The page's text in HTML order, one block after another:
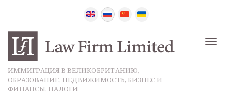
ИММИГРАЦИЯ В ВЕЛИКОБРИТАНИЮ,
ОБРАЗОВАНИЕ, НЕДВИЖИМОСТЬ, БИЗНЕС И
ФИНАНСЫ, НАЛОГИ